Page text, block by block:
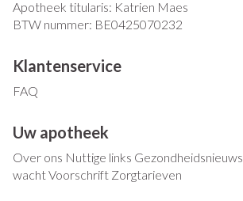
Apotheek titularis: Katrien Maes
BTW nummer: BE0425070232
Klantenservice
FAQ
Uw apotheek
Over ons Nuttige links Gezondheidsnieuws
wachtVoorschrift Zorgtarieven